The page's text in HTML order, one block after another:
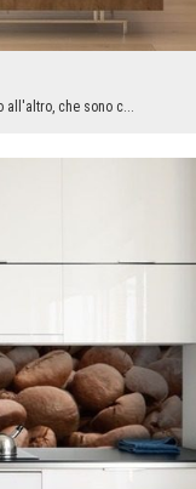
all'altro, che sono c...